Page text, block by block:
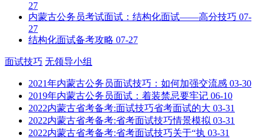
27
内蒙古公务员考试面试：结构化面试——高分技巧 07-
27
结构化面试备考攻略 07-27
面试技巧 无领导小组
2021年内蒙古公务员面试技巧：如何加强交流感 03-30
2019年内蒙古公务员面试：着装禁忌要牢记 06-10
2022内蒙古省考备考:面试技巧省考面试的大 03-31
2022内蒙古省考备考:省考面试技巧情景模拟 03-31
2022内蒙古省考备考:省考面试技巧关于“执 03-31